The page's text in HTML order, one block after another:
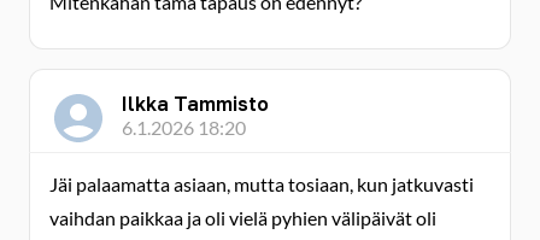
Ilkka Tammisto
6.1.2026 18:20
Jäi palaamatta asiaan, mutta tosiaan, kun jatkuvasti
vaihdan paikkaa ja oli vielä pyhien välipäivät oli